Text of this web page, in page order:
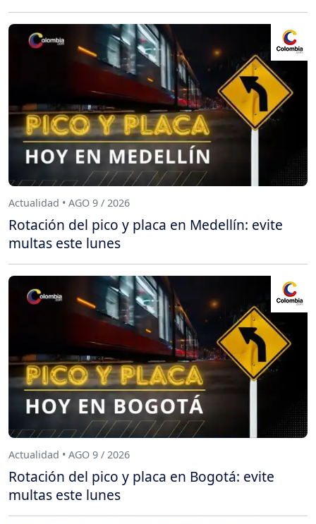
Actualidad • AGO 9 / 2026
Rotación del pico y placa en Medellín: evite
multas este lunes
Actualidad • AGO 9 / 2026
Rotación del pico y placa en Bogotá: evite
multas este lunes